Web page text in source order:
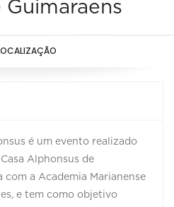
é um evento realizado
Alphonsus de
com a Academia Marianense
e tem como objetivo